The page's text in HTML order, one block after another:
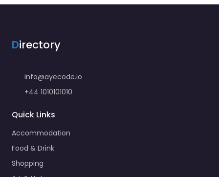
Directory
info@ayecode.io
+44 1010101010
Quick Links
Accommodation
Food & Drink
Shopping